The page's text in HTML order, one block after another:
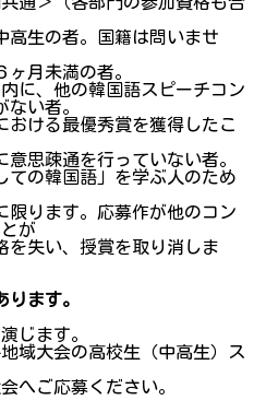
高生の者。国籍は問いませ
ヶ月未満の者。
に、他の韓国語スピーチコン
い者。
おける最優秀賞を獲得したこ
意思疎通を行っていない者。
韓国語」を学ぶ人のため
限ります。応募作が他のコン
が
失い、授賞を取り消しま
ます。
じます。
域大会の高校生（中高生）ス
へご応募ください。